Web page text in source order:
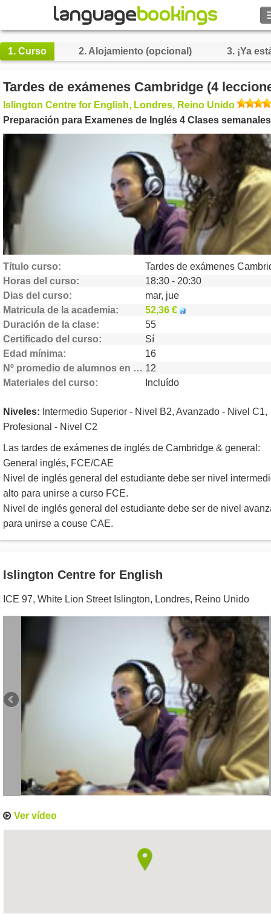
EXPLORAR
Identifícate
Ayuda
Moneda
Idioma
1. Curso 2.Alojamiento (opcional) 3. ¡Ya
Tardes de exámenes Cambridge (4
Islington Centre for English, Londres, Reino Unido
Preparación para Examenes de Inglés 4 Clases semanales
Título curso
Horas del curso
18:30 - 20:30
Dias del curso
mar, jue
Matricula de la academia
52,36 €
Duración de la clase
55
Certificado del curso
Sí
Edad mínima
16
Nº promedio de alumnos en clase 12
Materiales del curso
Incluído
Niveles: Intermedio Superior - Nivel B2, Avanzado - Nivel C1,
Profesional - Nivel C2
Las tardes de exámenes de inglés de Cambridge & general:
General inglés, FCE/CAE
Nivel de inglés general del estudiante debe ser nivel
alto para unirse a curso FCE.
Nivel de inglés general del estudiante debe ser de nivel
para unirse a couse CAE.
Islington Centre for English
ICE 97, White Lion Street Islington, Londres, Reino Unido
Ver vídeo